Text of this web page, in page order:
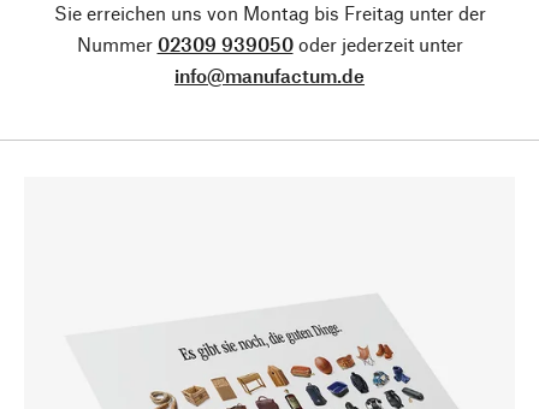
Sie erreichen uns von Montag bis Freitag unter der
Nummer 02309 939050oder jederzeit unter
info@manufactum.de